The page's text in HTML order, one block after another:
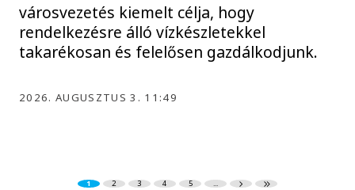
városvezetés kiemelt célja, hogy
rendelkezésre álló vízkészletekkel
takarékosan és felelősen gazdálkodjunk.
2026. AUGUSZTUS 3. 11:49
1 2 3 4 5 ...